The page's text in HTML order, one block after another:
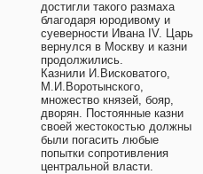
достигли такого размаха
благодаря юродивому и
суеверности Ивана IV. Царь
вернулся в Москву и казни
продолжились.
Казнили И.Висковатого,
М.И.Воротынского,
множество князей, бояр,
дворян. Постоянные казни
своей жестокостью должны
были погасить любые
попытки сопротивления
центральной власти.